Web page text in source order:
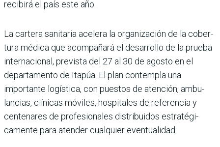
recibirá el país este año.
La cartera sanitaria acelera la organización de la cober­
tura médica que acom­pañará el desarrollo de la prueba
internacional, pre­vista del 27 al 30 de agosto en el
departamento de Ita­púa. El plan contempla una
importante logística, con puestos de atención, ambu­
lancias, clínicas móviles, hospitales de referencia y
centenares de profesiona­les distribuidos estratégi­
camente para atender cual­quier eventualidad.